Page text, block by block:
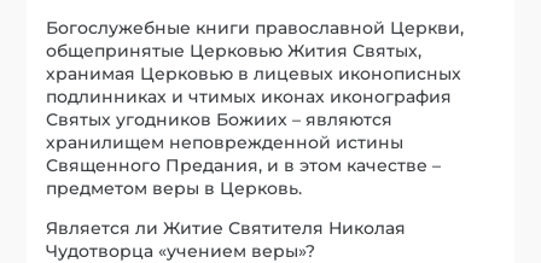
Богослужебные книги православной Церкви,
общепринятые Церковью Жития Святых,
хранимая Церковью в лицевых иконописных
подлинниках и чтимых иконах иконография
Святых угодников Божиих – являются
хранилищем неповрежденной истины
Священного Предания, и в этом качестве –
предметом веры в Церковь.
Является ли Житие Святителя Николая
Чудотворца «учением веры»?